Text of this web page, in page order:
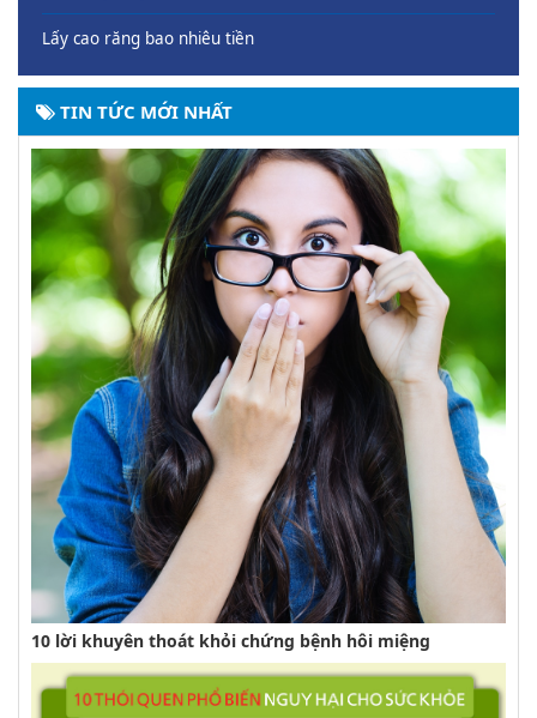
Lấy cao răng bao nhiêu tiền
TIN TỨC MỚI NHẤT
10 lời khuyên thoát khỏi chứng bệnh hôi miệng